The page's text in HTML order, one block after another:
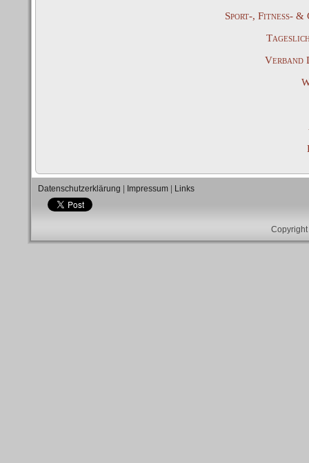
Sport-, Fitness- &
Verband
Datenschutzerklärung Impressum Links